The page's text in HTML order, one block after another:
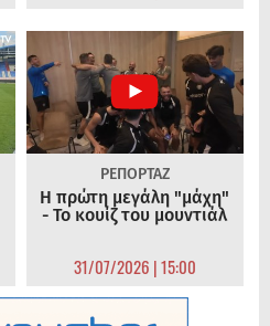
ΡΕΠΟΡΤΑΖ
Η πρώτη μεγάλη "μάχη"
- Το κουίζ του μουντιάλ
31/07/2026 | 15:00